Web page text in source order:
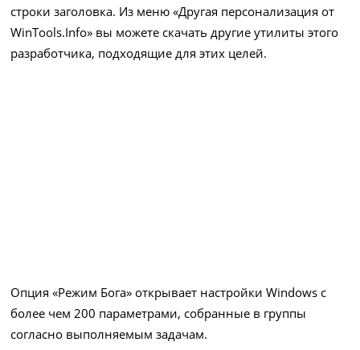
строки заголовка. Из меню «Другая персонализация от
WinTools.Info» вы можете скачать другие утилиты этого
разработчика, подходящие для этих целей.
Опция «Режим Бога» открывает настройки Windows с
более чем 200 параметрами, собранные в группы
согласно выполняемым задачам.